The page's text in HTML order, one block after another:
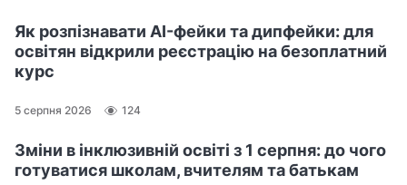
Як розпізнавати AI-фейки та дипфейки: для
освітян відкрили реєстрацію на безоплатний
курс
5 серпня 2026 124
Зміни в інклюзивній освіті з 1 серпня: до чого
готуватися школам, вчителям та батькам